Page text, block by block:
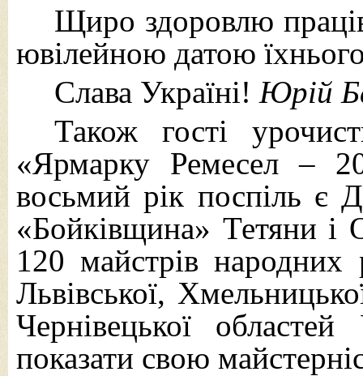
Щиро здоровлю
ювілейною датою
Слава Україні!Юрій
Також гості
«Ярмарку Ремесел –
восьмий рік поспіль є
«Бойківщина» Тетяни і
120 майстрів народних
Львівської,
Чернівецької
показати свою